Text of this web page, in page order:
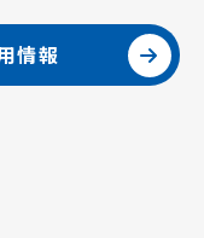
情報